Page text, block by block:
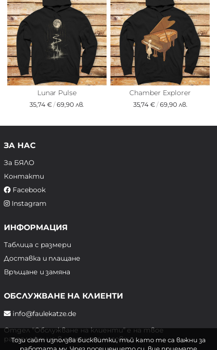
Lunar Pulse
35,74 €/69,90 лв.
Chamber Explorer
35,74 €/69,90 лв.
ЗА НАС
За БЯЛО
Контакти
Facebook
Instagram
ИНФОРМАЦИЯ
Таблица с размери
Доставка и плащане
Връщане и замяна
ОБСЛУЖВАНЕ НА КЛИЕНТИ
info@faulekatze.de
Отдел "Обслужване на клиенти" е на твое
разположение в следните часове:
Този сайт използва бисквитки, тъй като те са важни за